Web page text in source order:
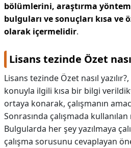
bölümlerini, araştırma
bulguları ve sonuçları kısa ve
olarak içermelidir.
Lisans tezinde Özet
Lisans tezinde Özet nasıl yazılır?,
konuyla ilgili kısa bir bilgi
ortaya konarak, çalışmanın
Sonrasında çalışmada
Bulgularda her şey yazılmaya
çalışma sorusunu cevaplayan